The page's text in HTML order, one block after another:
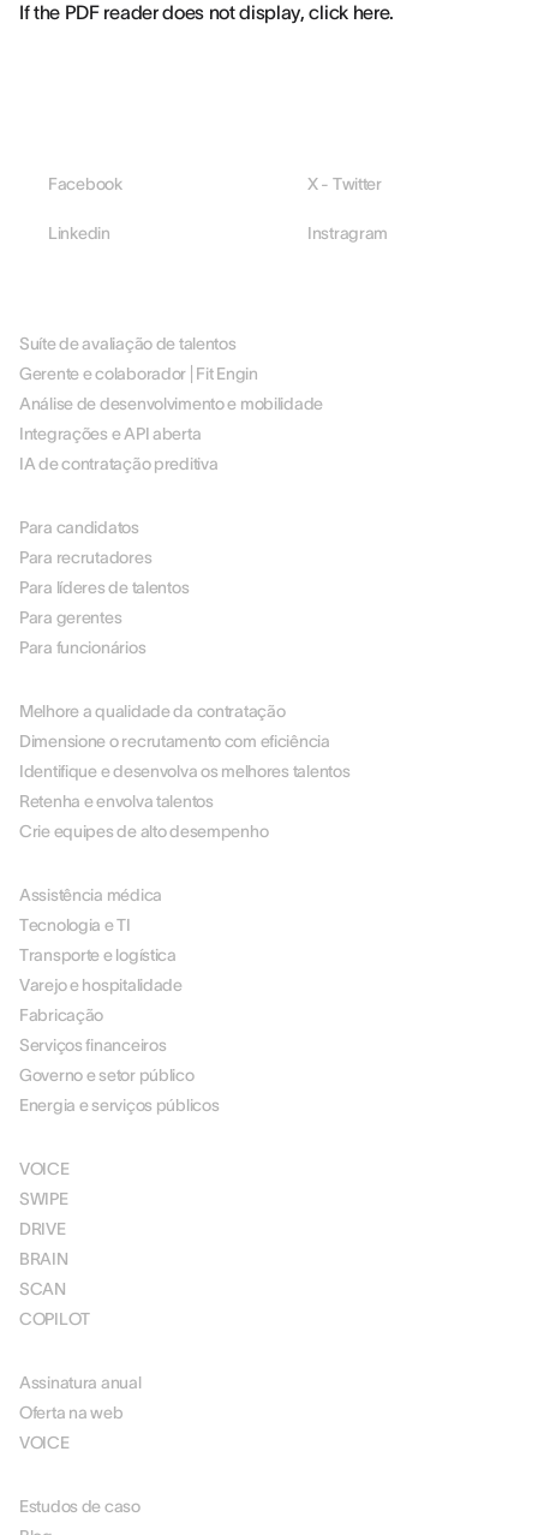
If the PDF reader does not display,click here.
Facebook X - Twitter
Linkedin Instragram
Suíte de avaliação de talentos
Gerente e colaborador | Fit Engin
Análise de desenvolvimento e mobilidade
Integrações e API aberta
IA de contratação preditiva
Para candidatos
Para recrutadores
Para líderes de talentos
Para gerentes
Para funcionários
Melhore a qualidade da contratação
Dimensione o recrutamento com eficiência
Identifique e desenvolva os melhores talentos
Retenha e envolva talentos
Crie equipes de alto desempenho
Assistência médica
Tecnologia e TI
Transporte e logística
Varejo e hospitalidade
Fabricação
Serviços financeiros
Governo e setor público
Energia e serviços públicos
VOICE
SWIPE
DRIVE
BRAIN
SCAN
COPILOT
Assinatura anual
Oferta na web
VOICE
Estudos de caso